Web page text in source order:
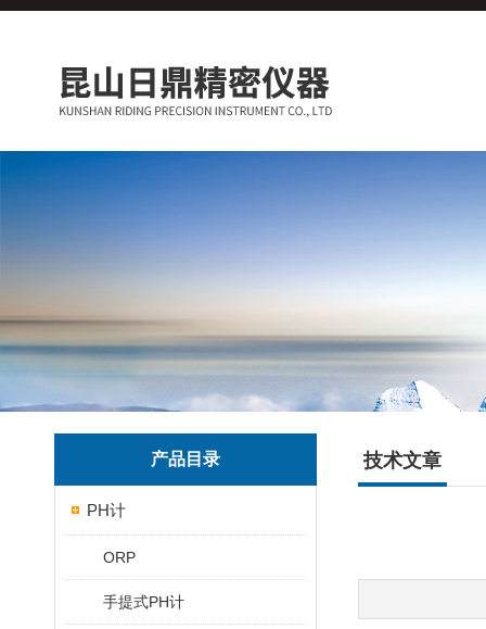
产品目录
PH计
ORP
手提式PH计
技术文章